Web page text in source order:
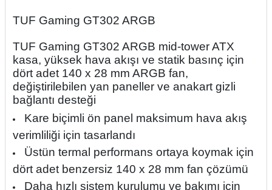
TUF Gaming GT302 ARGB
TUF Gaming GT302 ARGB mid-tower ATX
kasa, yüksek hava akışı ve statik basınç için
dört adet 140 x 28 mm ARGB fan,
değiştirilebilen yan paneller ve anakart gizli
bağlantı desteği
Kare biçimli ön panel maksimum hava akış
verimliliği için tasarlandı
Üstün termal performans ortaya koymak için
dört adet benzersiz 140 x 28 mm fan çözümü
Daha hızlı sistem kurulumu ve bakımı için